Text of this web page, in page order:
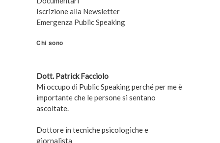
Iscrizione alla Newsletter
Emergenza Public Speaking
Chi sono
Dott. Patrick Facciolo
Mi occupo di Public Speaking perché per me è
importante che le persone si sentano
ascoltate.
Dottore in tecniche psicologiche e
giornalista